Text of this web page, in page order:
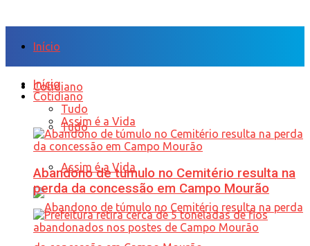
Início
Cotidiano
Tudo
Assim é a Vida
Início
Cotidiano
Tudo
Assim é a Vida
Abandono de túmulo no Cemitério resulta na
perda da concessão em Campo Mourão